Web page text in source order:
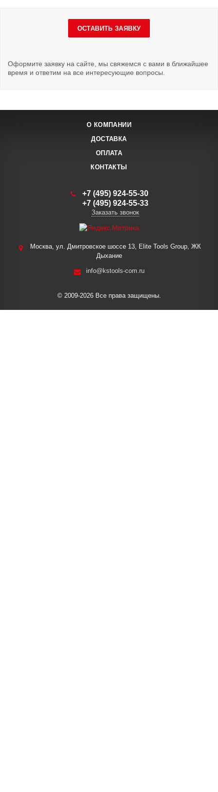
ОСТАВИТЬ ЗАЯВКУ
Оформите заявку на сайте, мы свяжемся с вами в ближайшее
время и ответим на все интересующие вопросы.
О КОМПАНИИ
ДОСТАВКА
ОПЛАТА
КОНТАКТЫ
+7 (495) 924-55-30
+7 (495) 924-55-33
Заказать звонок
Москва, ул. Дмитровское шоссе 13, Elite Tools Group, ЖК
Дыхание
info@kstools-com.ru
© 2009-2026 Все права защищены.